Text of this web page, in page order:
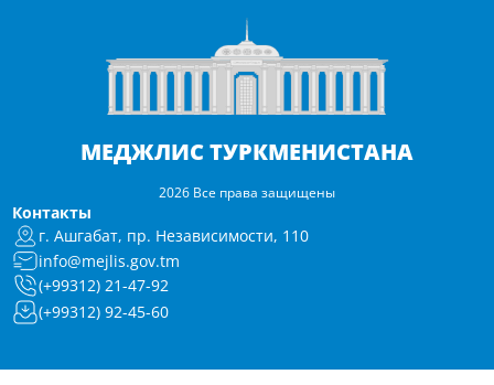
МЕДЖЛИС ТУРКМЕНИСТАНА
2026 Все права защищены
Контакты
г. Ашгабат, пр. Независимости, 110
info@mejlis.gov.tm
(+99312) 21-47-92
(+99312) 92-45-60